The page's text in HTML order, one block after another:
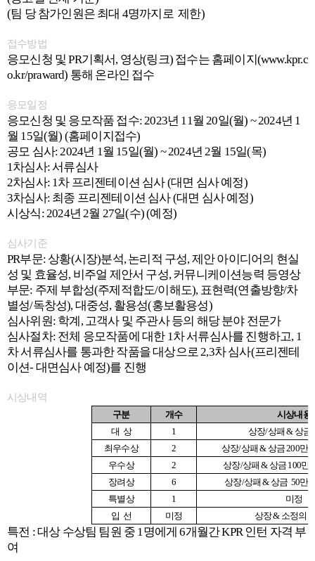
(팀 당 참가인원은 최대 4명까지로 제한)
접수방법
응모신청 및 PR기획서, 영상(링크) 접수는 홈페이지(www.kpr.c
o.kr/praward) 통해 온라인 접수
응모일정
응모신청 및 응모작품 접수: 2023년 11월 20일(월) ~ 2024년 1
월 15일(월) (홈페이지접수)
공모 심사: 2024년 1월 15일(월) ~ 2024년 2월 15일(목)
1차심사: 서류심사
2차심사: 1차 프리젠테이션 심사 (대면 심사 예정)
3차심사: 최종 프리젠테이션 심사 (대면 심사 예정)
시상식: 2024년 2월 27일(수) (예정)
심사기준
PR부문: 상황(시장)분석, 논리적 구성, 제안 아이디어의 현실
성 및 효율성, 비주얼 제안서 구성, 커뮤니케이션능력 등영상
부문: 주제 부합성(주제적합도/이해도), 표현력(연출방향/차
별성/독창성), 대중성, 활용성(홍보활용성)
심사위원: 학계, 고객사 및 주관사 등의 해당 분야 전문가
심사절차: 전체 응모작품에 대한 1차 서류심사를 진행하고, 1
차 서류심사를 통과한 작품을 대상으로 2,3차 심사(프리젠테
이션- 대면심사 예정)를 진행
시상내역
구분 개수
시상내용
대 상 1 상장/상패 &상금
최우수상
2 상장/상패 &상금200만
우수상
2 상장/상패 &상금 100만
장려상
6 상장/상패 &상금 50만
특별상
1
미정
입 선 미정 상장& 소정의
특전 : 대상 수상팀 팀원 중 1명에게 6개월간 KPR 인턴 자격 부
여